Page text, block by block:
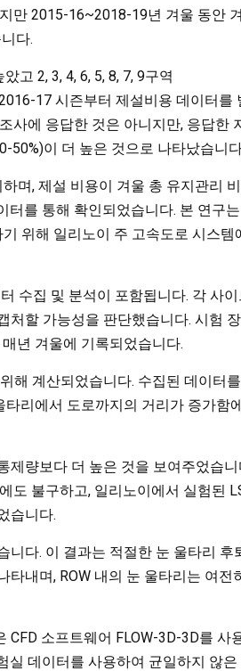
만 2015-16~2018-19년 겨울 동안
다.
고 2, 3, 4, 6, 5, 8, 7, 9구역
17 시즌부터 제설비용 데이터를
사에 응답한 것은 아니지만, 응답한
50%)이 더 높은 것으로 나타났습니
며, 제설 비용이 겨울 총 유지관리
를 통해 확인되었습니다. 본 연구
위해 일리노이 주 고속도로 시스템
수집 및 분석이 포함됩니다. 각 사
처할 가능성을 판단했습니다. 시험
년 겨울에 기록되었습니다.
해 계산되었습니다. 수집된 데이터
리에서 도로까지의 거리가 증가함
량보다 더 높은 것을 보여주었습니
도 불구하고, 일리노이에서 실험된
습니다.
니다. 이 결과는 적절한 눈 울타리 후
내며, ROW 내의 눈 울타리는 여전
소프트웨어 FLOW-3D-3D를 사
실 데이터를 사용하여 균일하지 않은